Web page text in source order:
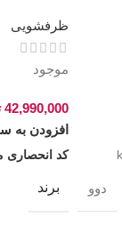
دوو
ظرفشویی
موجود
42,990,000
افزودن به
کد
برند